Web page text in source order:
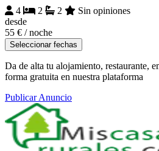
4
2 2
Sin opiniones
desde
55 € / noche
Seleccionar fechas
Da de alta tu alojamiento, restaurante,
forma gratuita en nuestra plataforma
Publicar Anuncio